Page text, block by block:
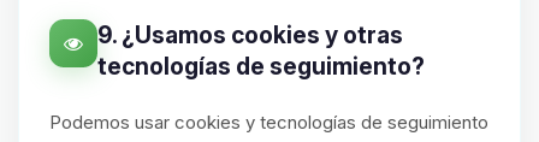
9. ¿Usamos cookies y otras
tecnologías de seguimiento?
Podemos usar cookies y tecnologías de seguimiento